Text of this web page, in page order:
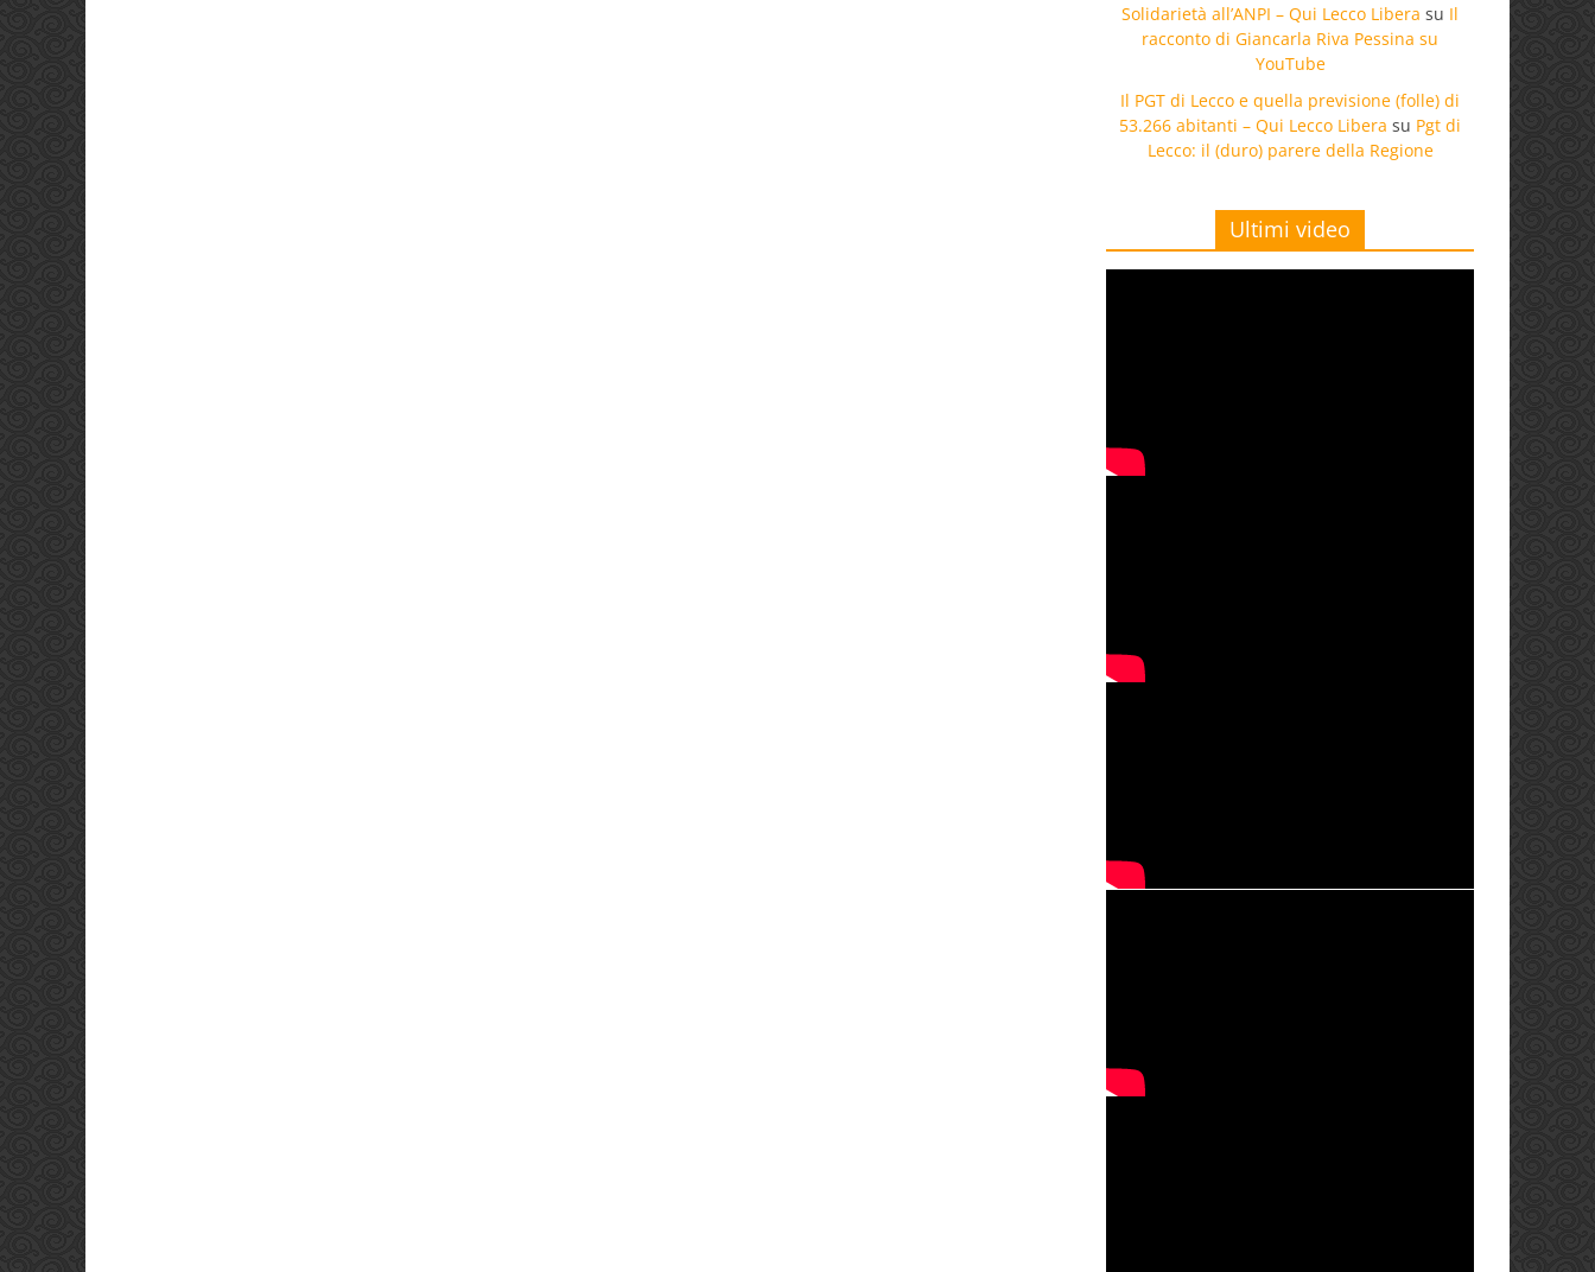
Solidarietà all’ANPI – Qui Lecco Libera su Il
racconto di Giancarla Riva Pessina su
YouTube
Il PGT di Lecco e quella previsione (folle) di
53.266 abitanti – Qui Lecco Libera su Pgt di
Lecco: il (duro) parere della Regione
Ultimi video